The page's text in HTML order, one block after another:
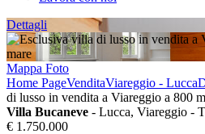
Dettagli
Mappa Foto
Home PageVenditaViareggio - Lucca
di lusso in vendita a Viareggio a 800
Villa Bucaneve - Lucca, Viareggio -
€ 1.750.000